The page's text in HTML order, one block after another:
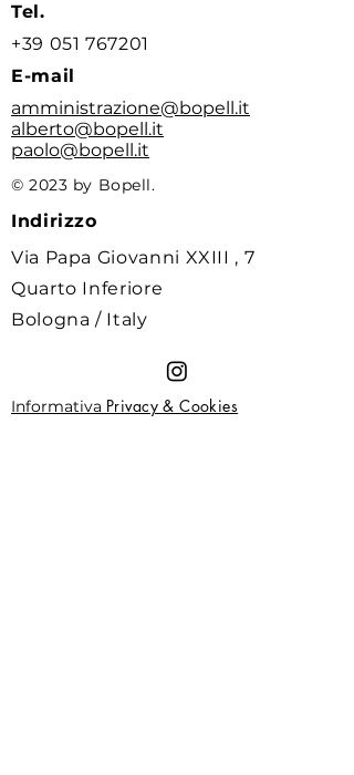
Tel.
+39 051 767201
E-mail
amministrazione@bopell.it
alberto@bopell.it
paolo@bopell.it
© 2023 by Bopell.
Indirizzo
Via Papa Giovanni XXIII , 7
Quarto Inferiore
Bologna / Italy
Informativa Privacy & Cookies